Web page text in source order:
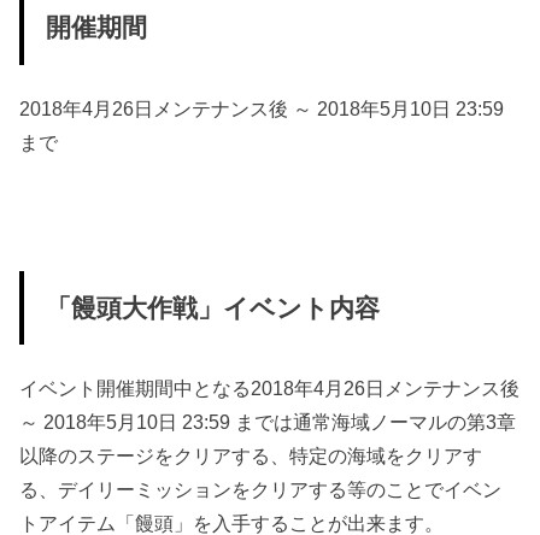
開催期間
2018年4月26日メンテナンス後 ～ 2018年5月10日 23:59
まで
「饅頭大作戦」イベント内容
イベント開催期間中となる2018年4月26日メンテナンス後
～ 2018年5月10日 23:59 までは通常海域ノーマルの第3章
以降のステージをクリアする、特定の海域をクリアす
る、デイリーミッションをクリアする等のことでイベン
トアイテム「饅頭」を入手することが出来ます。